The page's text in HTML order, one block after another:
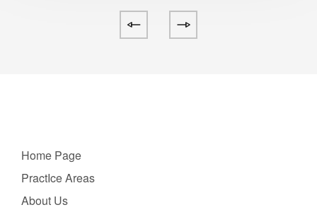
Home Page
PractIce Areas
About Us